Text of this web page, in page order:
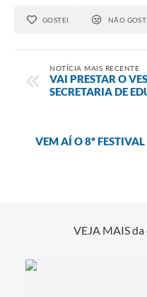
GOSTEI NÃO
NOTÍCIA MAIS RECENTE
VAI PRESTAR O
SECRETARIA DE
VEM AÍ O 8º
VEJA MAIS